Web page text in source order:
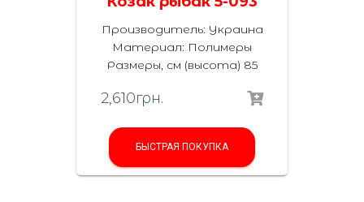
Производитель: Украина
Материал: Полимеры
Размеры, см (высота) 85
2,610грн.
БЫСТРАЯ ПОКУПКА